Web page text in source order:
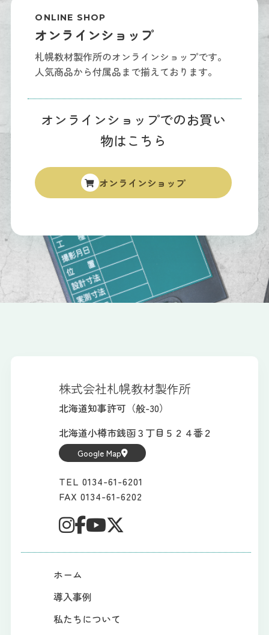
ONLINE SHOP
オンラインショップ
札幌教材製作所のオンラインショップです。
人気商品から付属品まで揃えております。
オンラインショップでのお買い
物はこちら
オンラインショップ
株式会社札幌教材製作所
北海道知事許可（般-30）
北海道小樽市銭函３丁目５２４番２
Google Map
TEL 0134-61-6201
FAX 0134-61-6202
ホーム
導入事例
私たちについて